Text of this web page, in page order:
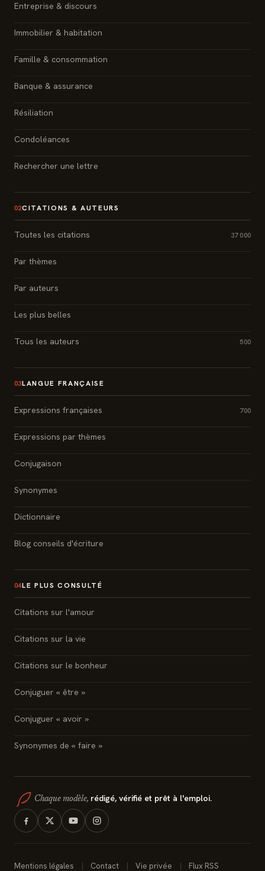
Entreprise & discours
Immobilier & habitation
Famille & consommation
Banque & assurance
Résiliation
Condoléances
Rechercher une lettre
02CITATIONS & AUTEURS
Toutes les citations 37 000
Par thèmes
Par auteurs
Les plus belles
Tous les auteurs 500
03LANGUE FRANÇAISE
Expressions françaises 700
Expressions par thèmes
Conjugaison
Synonymes
Dictionnaire
Blog conseils d'écriture
04LE PLUS CONSULTÉ
Citations sur l'amour
Citations sur la vie
Citations sur le bonheur
Conjuguer « être »
Conjuguer « avoir »
Synonymes de « faire »
Chaque modèle, rédigé, vérifié et prêt à l'emploi.
Mentions légales Contact Vie privée Flux RSS